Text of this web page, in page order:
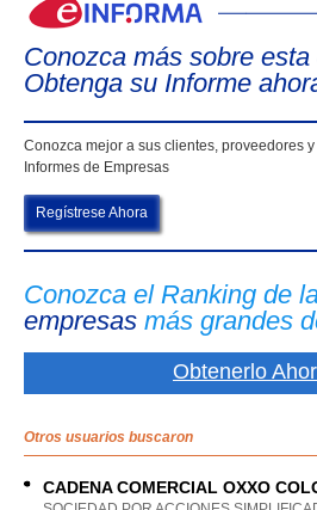
Conozca más sobre esta
Obtenga su Informe
Conozca mejor a sus clientes, proveedores
Informes de Empresas
Regístrese Ahora
Conozca el Ranking de
empresas más grandes
Obtenerlo
Otros usuarios buscaron
CADENA COMERCIAL OXXO